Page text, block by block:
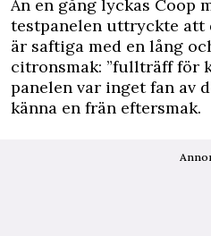
Än en gång lyckas Coop
testpanelen uttryckte att
är saftiga med en lång
citronsmak: ”fullträff för
panelen var inget fan av
känna en frän eftersmak.